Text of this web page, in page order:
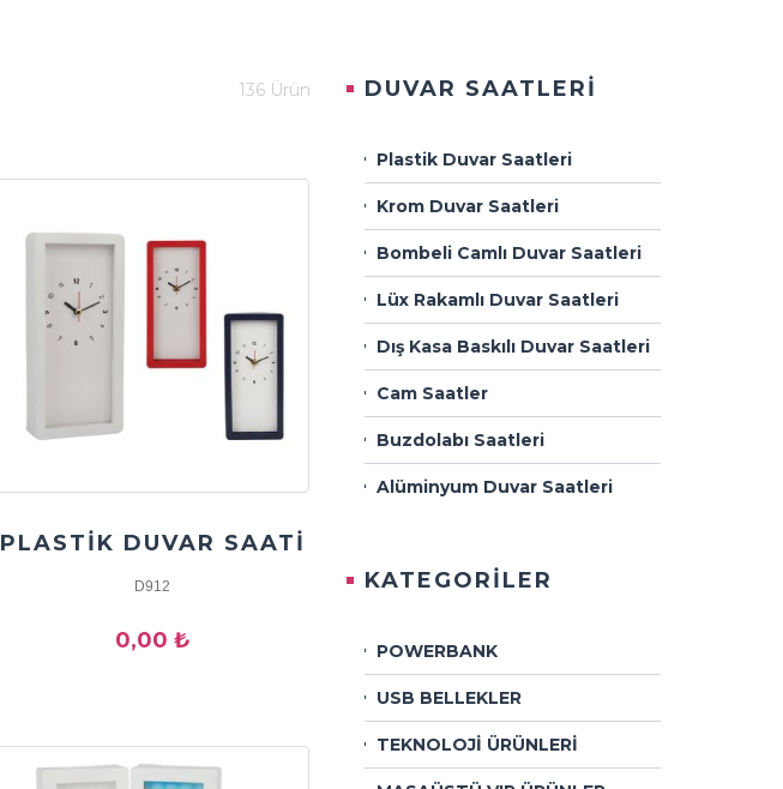
136 Ürün
PLASTİK DUVAR SAATİ
D912
0,00 ₺
DUVAR SAATLERİ
Plastik Duvar Saatleri
Krom Duvar Saatleri
Bombeli Camlı Duvar Saatleri
Lüx Rakamlı Duvar Saatleri
Dış Kasa Baskılı Duvar Saatleri
Cam Saatler
Buzdolabı Saatleri
Alüminyum Duvar Saatleri
KATEGORİLER
POWERBANK
USB BELLEKLER
TEKNOLOJİ ÜRÜNLERİ